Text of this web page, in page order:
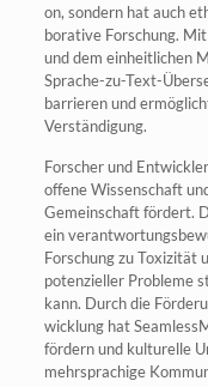
on, son­dern hat auch
bo­ra­ti­ve For­schung.
und dem ein­heit­li­chen
Spra­che-zu-Text-
bar­rie­ren und
Verständigung.
For­scher und
offe­ne Wis­sen­schaft
Gemein­schaft för­dert.
ein
For­schung zu Toxi­zi­tät
poten­zi­el­ler Pro­ble­me
kann. Durch die
wick­lung hat
för­dern und kul­tu­rel­le
mehr­spra­chi­ge